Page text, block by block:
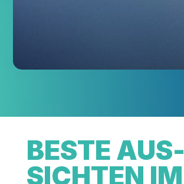
BES­TE AUS­
SICH­TEN IM